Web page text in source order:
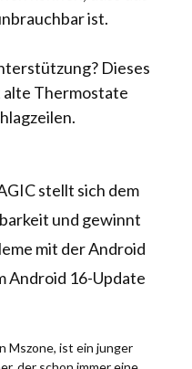
ist.
Dieses
Thermostate
stellt sich dem
und gewinnt
mit der Android
Android 16-Update
Mszone, ist ein junger